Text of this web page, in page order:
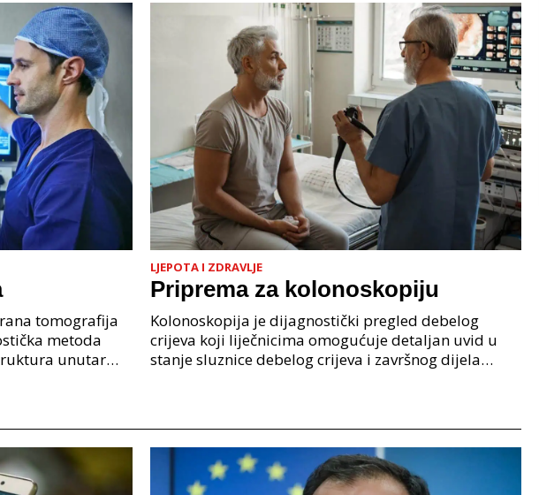
tomografija
metoda
unutar
LJEPOTA I ZDRAVLJE
Priprema za kolonoskopiju
Kolonoskopija je dijagnostički pregled debelog
crijeva koji liječnicima omogućuje detaljan uvid u
stanje sluznice debelog crijeva i završnog dijela